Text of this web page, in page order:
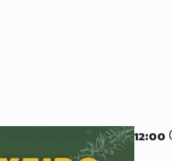
12:00